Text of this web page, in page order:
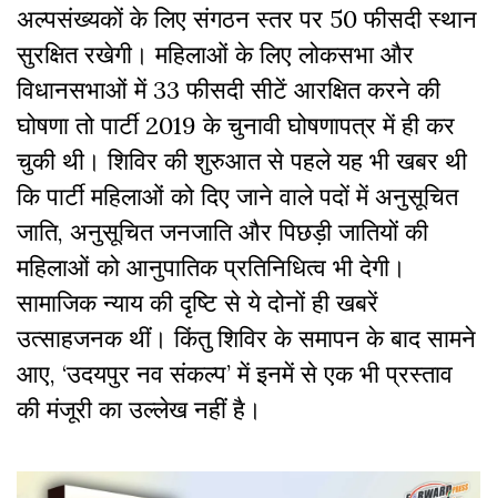
अल्पसंख्यकों के लिए संगठन स्तर पर 50 फीसदी स्थान
सुरक्षित रखेगी। महिलाओं के लिए लोकसभा और
विधानसभाओं में 33 फीसदी सीटें आरक्षित करने की
घोषणा तो पार्टी 2019 के चुनावी घोषणापत्र में ही कर
चुकी थी। शिविर की शुरुआत से पहले यह भी खबर थी
कि पार्टी महिलाओं को दिए जाने वाले पदों में अनुसूचित
जाति, अनुसूचित जनजाति और पिछड़ी जातियों की
महिलाओं को आनुपातिक प्रतिनिधित्व भी देगी।
सामाजिक न्याय की दृष्टि से ये दोनों ही खबरें
उत्साहजनक थीं। किंतु शिविर के समापन के बाद सामने
आए, ‘उदयपुर नव संकल्प’ में इनमें से एक भी प्रस्ताव
की मंजूरी का उल्लेख नहीं है।